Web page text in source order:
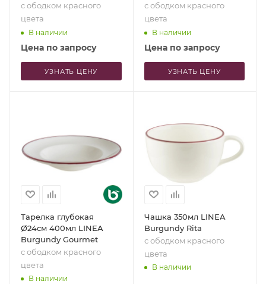
с ободком красного
цвета
В наличии
Цена по запросу
УЗНАТЬ ЦЕНУ
с ободком красного
цвета
В наличии
Цена по запросу
УЗНАТЬ ЦЕНУ
Тарелка глубокая
Ø24см 400мл LINEA
Burgundy Gourmet
с ободком красного
цвета
В наличии
Чашка 350мл LINEA
Burgundy Rita
с ободком красного
цвета
В наличии